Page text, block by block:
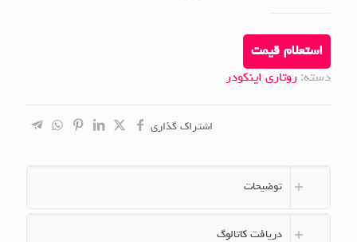
استعلام قیمت
دسته: روتاری اینکودر
اشتراک گذاری
توضیحات
دریافت کاتالوگ